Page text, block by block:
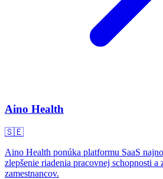
Aino Health
🇸🇪
Aino Health ponúka platformu SaaS
zlepšenie riadenia pracovnej schopnosti a
zamestnancov.